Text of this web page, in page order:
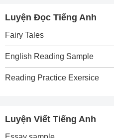
Luyện Đọc Tiếng Anh
Fairy Tales
English Reading Sample
Reading Practice Exersice
Luyện Viết Tiếng Anh